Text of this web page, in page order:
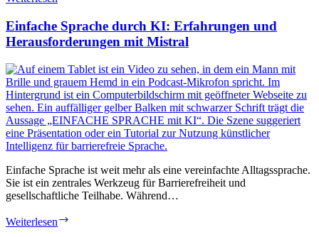
Mistral
Agenten
Einfache
Sprache
Einfache Sprache durch KI: Erfahrungen und
Herausforderungen mit Mistral
Einfache Sprache ist weit mehr als eine vereinfachte Alltagssprache.
Sie ist ein zentrales Werkzeug für Barrierefreiheit und
gesellschaftliche Teilhabe. Während…
Weiterlesen